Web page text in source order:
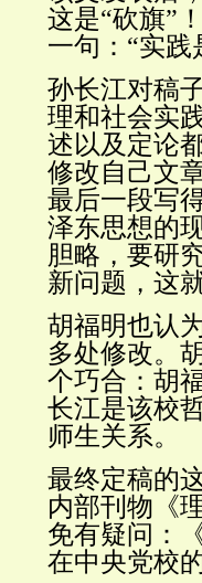
这是“砍旗”！
一句：“实
孙长江对稿
理和社会实
述以及定论
修改自己文
最后一段写
泽东思想的
胆略，要研
新问题，这
胡福明也认
多处修改。
个巧合：胡
长江是该校
师生关系。
最终定稿的
内部刊物《
免有疑问：
在中央党校